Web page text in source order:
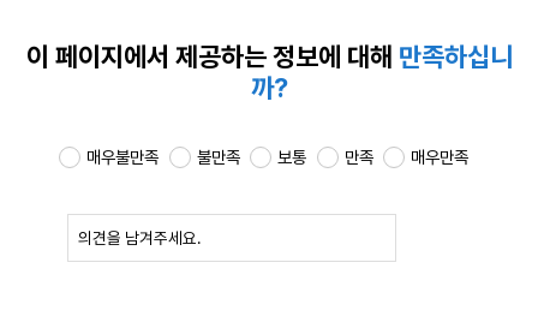
이 페이지에서 제공하는정보에 대해 만족하십니
까?
매우불만족 불만족 보통 만족 매우만족